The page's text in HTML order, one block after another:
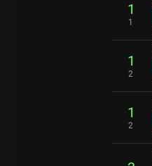
1
1
1
2
1
2